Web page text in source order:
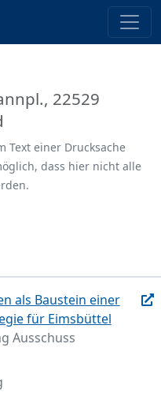
22529
Text einer Drucksache
dass hier nicht alle
als Baustein einer
für Eimsbüttel
Ausschuss